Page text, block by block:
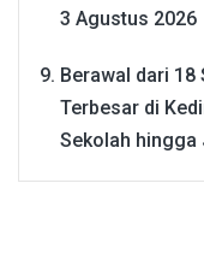
3 Agustus 2026
Berawal dari 18
Terbesar di
Sekolah hingga